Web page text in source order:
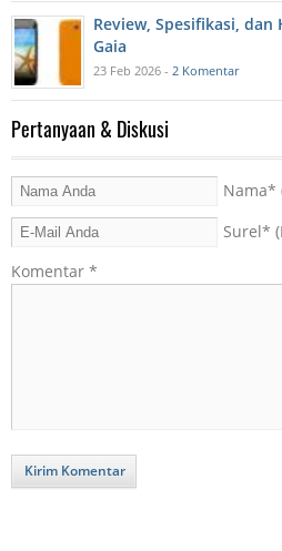
Review, Spesifikasi, dan
Gaia
23 Feb 2026 - 2 Komentar
Pertanyaan & Diskusi
Nama*
Surel*
Komentar *
Kirim Komentar